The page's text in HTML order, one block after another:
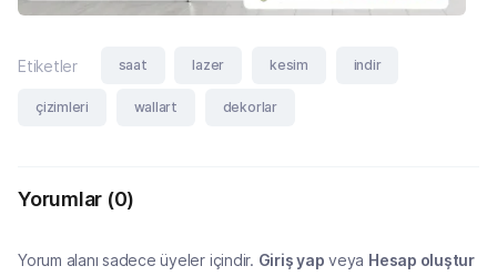
Etiketler saat lazer kesim indir
çizimleri wallart dekorlar
Yorumlar (0)
Yorum alanı sadece üyeler içindir. Giriş yap veya Hesap oluştur